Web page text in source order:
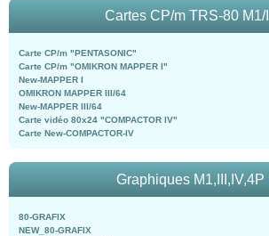
Cartes CP/m TRS-80 M1/III
Carte CP/m "PENTASONIC"
Carte CP/m "OMIKRON MAPPER I"
New-MAPPER I
OMIKRON MAPPER III/64
New-MAPPER III/64
Carte vidéo 80x24 "COMPACTOR IV"
Carte New-COMPACTOR-IV
Graphiques M1,III,IV,4P
80-GRAFIX
NEW_80-GRAFIX